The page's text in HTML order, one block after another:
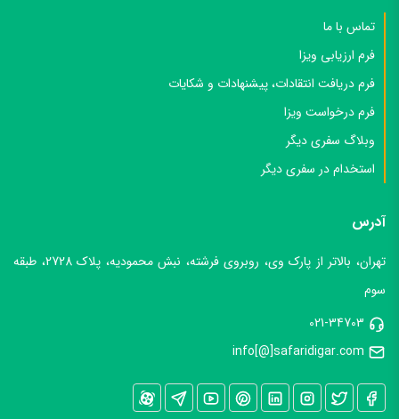
تماس با ما
فرم ارزیابی ویزا
فرم دریافت انتقادات، پیشنهادات و شکایات
فرم درخواست ویزا
وبلاگ سفری دیگر
استخدام در سفری دیگر
آدرس
تهران، بالاتر از پارک وی، روبروی فرشته، نبش محمودیه، پلاک 2728، طبقه
سوم
021-34703
info[@]safaridigar.com